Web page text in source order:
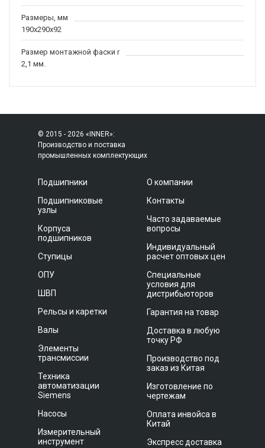
Размеры, мм
190x290x92
Размер монтажной фаски r
2,1 мм.
© 2015 - 2026 «INNER»:
Производство и поставка
промышленных комплектующих
Подшипники
Подшипниковые
узлы
Корпуса
подшипников
Ступицы
ОПУ
ШВП
Рельсы и каретки
Валы
Элементы
трансмиссии
Техника
автоматизации
Siemens
Насосы
Измерительный
инструмент
О компании
Контакты
Часто задаваемые
вопросы
Индивидуальный
расчет оптовых цен
Специальные
условия для
дистрибьюторов
Гарантия на товар
Доставка в любую
точку РФ
Производство под
заказ из Китая
Изготовление по
чертежам
Оплата инвойса в
Китай
Экспресс доставка